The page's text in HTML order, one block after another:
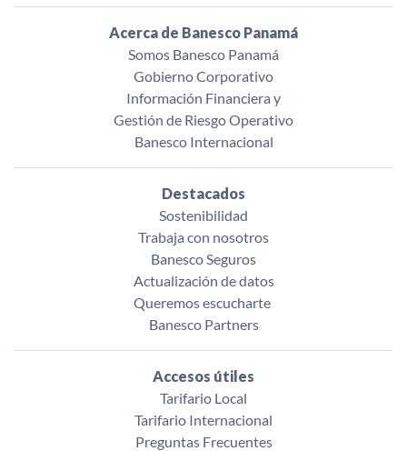
Acerca de Banesco Panamá
Somos Banesco Panamá
Gobierno Corporativo
Información Financiera y
Gestión de Riesgo Operativo
Banesco Internacional
Destacados
Sostenibilidad
Trabaja con nosotros
Banesco Seguros
Actualización de datos
Queremos escucharte ‌
Banesco Partners
Accesos útiles
Tarifario Local
Tarifario Internacional
Preguntas Frecuentes